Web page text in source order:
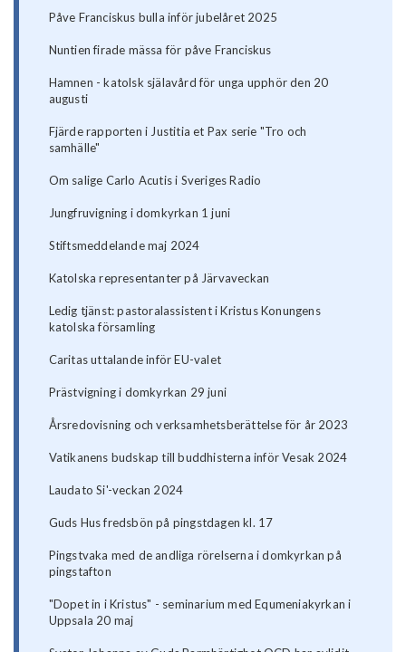
Påve Franciskus bulla inför jubelåret 2025
Nuntien firade mässa för påve Franciskus
Hamnen - katolsk själavård för unga upphör den 20
augusti
Fjärde rapporten i Justitia et Pax serie "Tro och
samhälle"
Om salige Carlo Acutis i Sveriges Radio
Jungfruvigning i domkyrkan 1 juni
Stiftsmeddelande maj 2024
Katolska representanter på Järvaveckan
Ledig tjänst: pastoralassistent i Kristus Konungens
katolska församling
Caritas uttalande inför EU-valet
Prästvigning i domkyrkan 29 juni
Årsredovisning och verksamhetsberättelse för år 2023
Vatikanens budskap till buddhisterna inför Vesak 2024
Laudato Si'-veckan 2024
Guds Hus fredsbön på pingstdagen kl. 17
Pingstvaka med de andliga rörelserna i domkyrkan på
pingstafton
"Dopet in i Kristus" - seminarium med Equmeniakyrkan i
Uppsala 20 maj